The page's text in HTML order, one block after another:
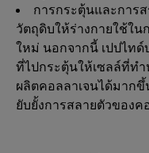
การกระตุ้นและการส
วัตถุดิบให้ร่างกายใช้ใ
ใหม่ นอกจากนี้ เปปไท
ที่ไปกระตุ้นให้เซลล์ที่ท
ผลิตคอลลาเจนได้มาก
ยับยั้งการสลายตัวของค